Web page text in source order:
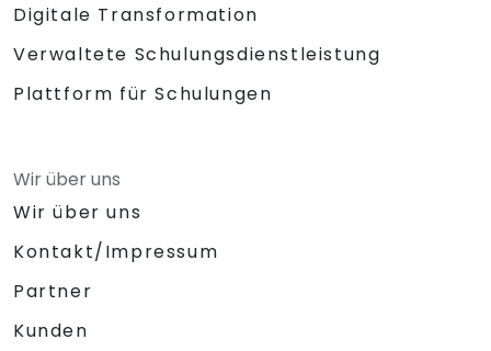
Digitale Transformation
Verwaltete Schulungsdienstleistung
Plattform für Schulungen
Wir über uns
Wir über uns
Kontakt/Impressum
Partner
Kunden